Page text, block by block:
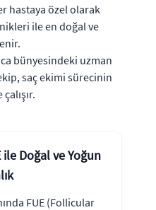
hastaya özel olarak
ile en doğal ve
bünyesindeki uzman
saç ekimi sürecinin
ile Doğal ve Yoğun
FUE (Follicular